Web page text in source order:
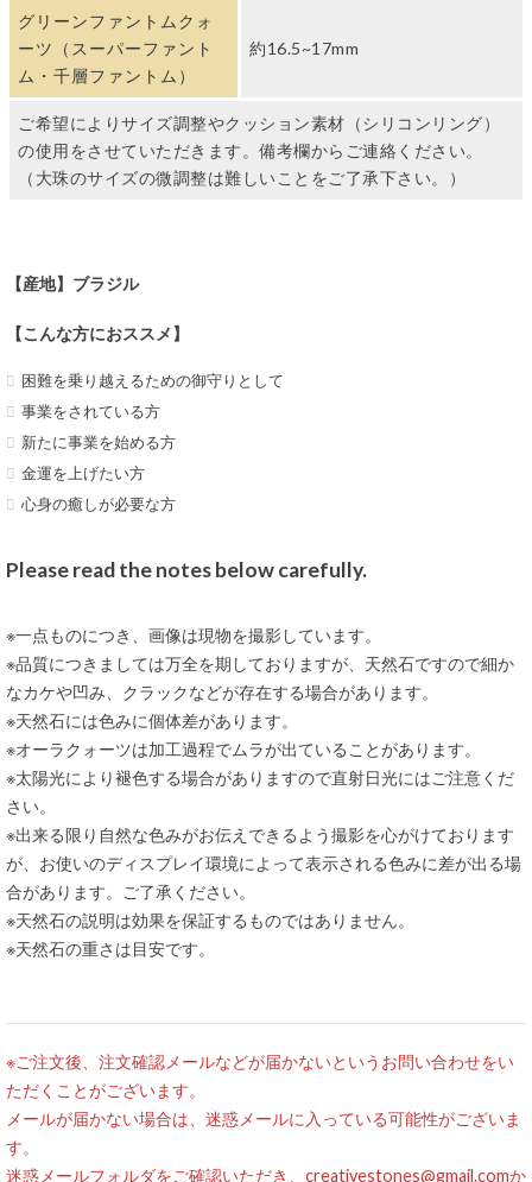
グリーンファントムクォ
ーツ（スーパーファント
ム・千層ファントム）
約16.5~17mm
ご希望によりサイズ調整やクッション素材（シリコンリング）
の使用をさせていただきます。備考欄からご連絡ください。
（大珠のサイズの微調整は難しいことをご了承下さい。）
【産地】ブラジル
【こんな方におススメ】
困難を乗り越えるための御守りとして
事業をされている方
新たに事業を始める方
金運を上げたい方
心身の癒しが必要な方
Please read the notes below carefully.
※一点ものにつき、画像は現物を撮影しています。
※品質につきましては万全を期しておりますが、天然石ですので細か
なカケや凹み、クラックなどが存在する場合があります。
※天然石には色みに個体差があります。
※オーラクォーツは加工過程でムラが出ていることがあります。
※太陽光により褪色する場合がありますので直射日光にはご注意くだ
さい。
※出来る限り自然な色みがお伝えできるよう撮影を心がけております
が、お使いのディスプレイ環境によって表示される色みに差が出る場
合があります。ご了承ください。
※天然石の説明は効果を保証するものではありません。
※天然石の重さは目安です。
※ご注文後、注文確認メールなどが届かないというお問い合わせをい
ただくことがございます。
メールが届かない場合は、迷惑メールに入っている可能性がございま
す。
迷惑メールフォルダをご確認いただき、creativestones@gmail.comか